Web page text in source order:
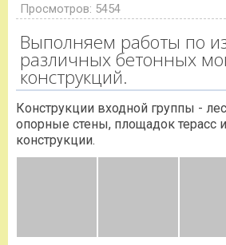
Просмотров: 5454
Выполняем работы по
различных бетонных
конструкций.
Конструкции входной группы -
опорные стены, площадок терасс
конструкции.